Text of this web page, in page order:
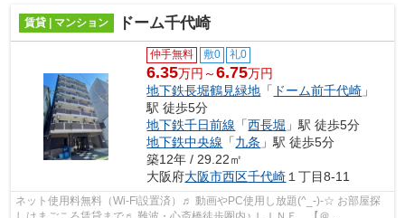
賃貸 | マンション ドーム千代崎
仲手無料 敷0 礼0
6.35万円～6.75万円
地下鉄長堀鶴見緑地 「 ドーム前千代崎 」
駅 徒歩5分
地下鉄千日前線 「西長堀 」駅 徒歩5分
地下鉄中央線 「九条 」駅 徒歩5分
築12年 / 29.22㎡
大阪府大阪市西区千代崎 １丁目8-11
ネット使用料無料（Wi-Fi設置済）♬ 動画やPC使用し放題(^_-)-☆ お部屋探